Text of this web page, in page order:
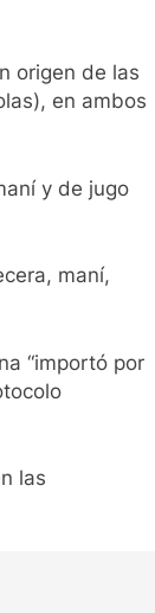
origen de las
en ambos
y de jugo
maní,
“importó por
las